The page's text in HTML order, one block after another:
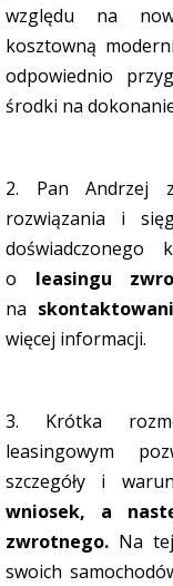
względu na
kosztowną
odpowiednio
środki na
2. Pan Andrzej
rozwiązania i
o leasingu
na
więcej informacji.
3. Krótka
leasingowym
szczegóły i
wniosek, a
zwrotnego. Na
swoich